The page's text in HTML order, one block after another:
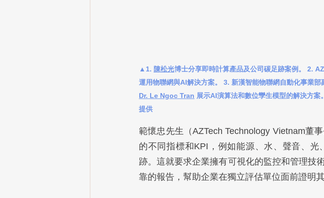
▲1. 陳松光博士分享即時計算產品及公司碳足跡案例。 2.
運用物聯網與AI解決方案。 3. 新漢智能物聯網自動化事業部
Dr. Le Ngoc Tran 展示AI演算法和數位孿生模型的解決方
提供
範懷忠先生（AZTech Technology Vietnam董
的不同指標和KPI，例如能源、水、聲音、
跡。這就要求企業擁有可視化的監控和管理技
靠的報告，幫助企業在獨立評估單位面前證明其